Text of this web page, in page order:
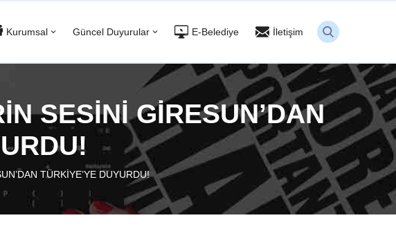
Kurumsal Güncel Duyurular E-Belediye İletişim
SESİNİ GİRESUN’DAN
TÜRKİYE’YE DUYURDU!